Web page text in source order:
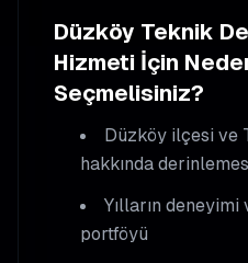
Düzköy Teknik
Hizmeti İçin
Seçmelisiniz?
Düzköy ilçesi ve
hakkında
Yılların deneyimi
portföyü